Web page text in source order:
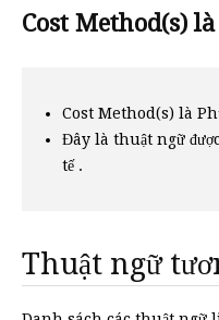
Cost Method(s)
Cost Method(s) là
Đây là thuật ngữ
tế .
Thuật ngữ